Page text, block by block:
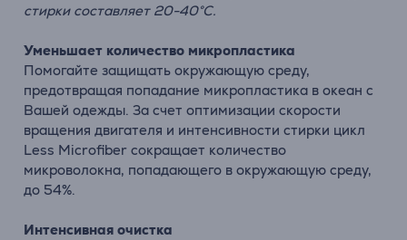
стирки составляет 20-40°С.
Уменьшает количество микропластика
Помогайте защищать окружающую среду,
предотвращая попадание микропластика в океан с
Вашей одежды. За счет оптимизации скорости
вращения двигателя и интенсивности стирки цикл
Less Microfiber сокращает количество
микроволокна, попадающего в окружающую среду,
до 54%.
Интенсивная очистка